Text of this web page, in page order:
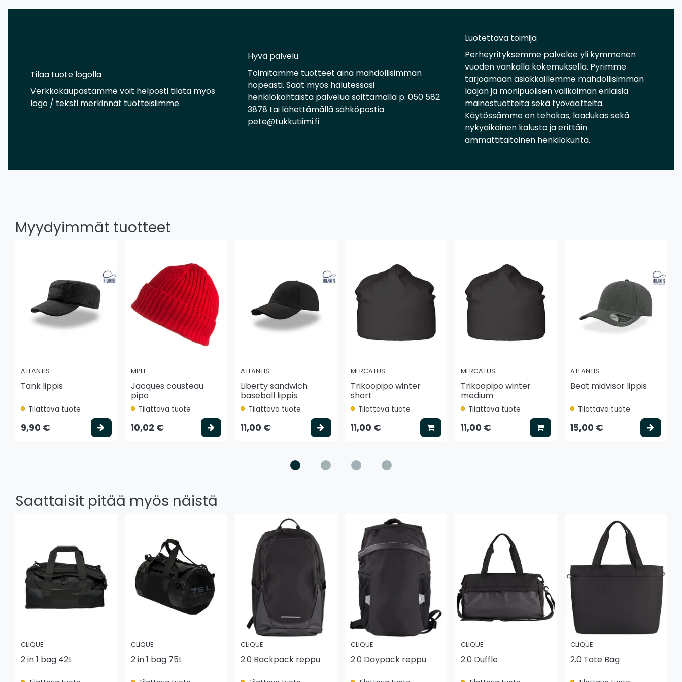
Tilaa tuote logolla
Verkkokaupastamme voit helposti tilata myös
logo / teksti merkinnät tuotteisiimme.
Hyvä palvelu
Toimitamme tuotteet aina mahdollisimman
nopeasti. Saat myös halutessasi
henkilökohtaista palvelua soittamalla p. 050 582
3878 tai lähettämällä sähköpostia
pete@tukkutiimi.fi
Luotettava toimija
Perheyrityksemme palvelee yli kymmenen
vuoden vankalla kokemuksella. Pyrimme
tarjoamaan asiakkaillemme mahdollisimman
laajan ja monipuolisen valikoiman erilaisia
mainostuotteita sekä työvaatteita.
Käytössämme on tehokas, laadukas sekä
nykyaikainen kalusto ja erittäin
ammattitaitoinen henkilökunta.
Myydyimmät tuotteet
ATLANTIS
Tank lippis
Tilattava tuote
9,90 € Valitse vaihtoehto
MPH
Jacques cousteau
pipo
Tilattava tuote
10,02 € Valitse vaihtoehto
ATLANTIS
Liberty sandwich
baseball lippis
Tilattava tuote
11,00 € Valitse vaihtoehto
MERCATUS
Trikoopipo winter
short
Tilattava tuote
11,00 € Lisää koriin
MERCATUS
Trikoopipo winter
medium
Tilattava tuote
11,00 € Lisää koriin
ATLANTIS
Beat midvisor lippis
Tilattava tuote
15,00 €
Saattaisit pitää myös näistä
CLIQUE
2 in 1 bag 42L
CLIQUE
2 in 1 bag 75L
CLIQUE
2.0 Backpack reppu
CLIQUE
2.0 Daypack reppu
CLIQUE
2.0 Duffle
CLIQUE
2.0 Tote Bag